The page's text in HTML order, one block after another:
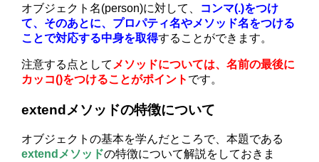
オブジェクト名(person)に対して、 コンマ(.)をつけ
て、そのあとに、プロパティ名やメソッド名をつける
ことで対応する中身を取得することができます。
注意する点として メソッドについては、名前の最後に
カッコ()をつけることがポイント です。
extendメソッドの特徴について
オブジェクトの基本を学んだところで、本題である
extendメソッドの特徴について解説をしておきま